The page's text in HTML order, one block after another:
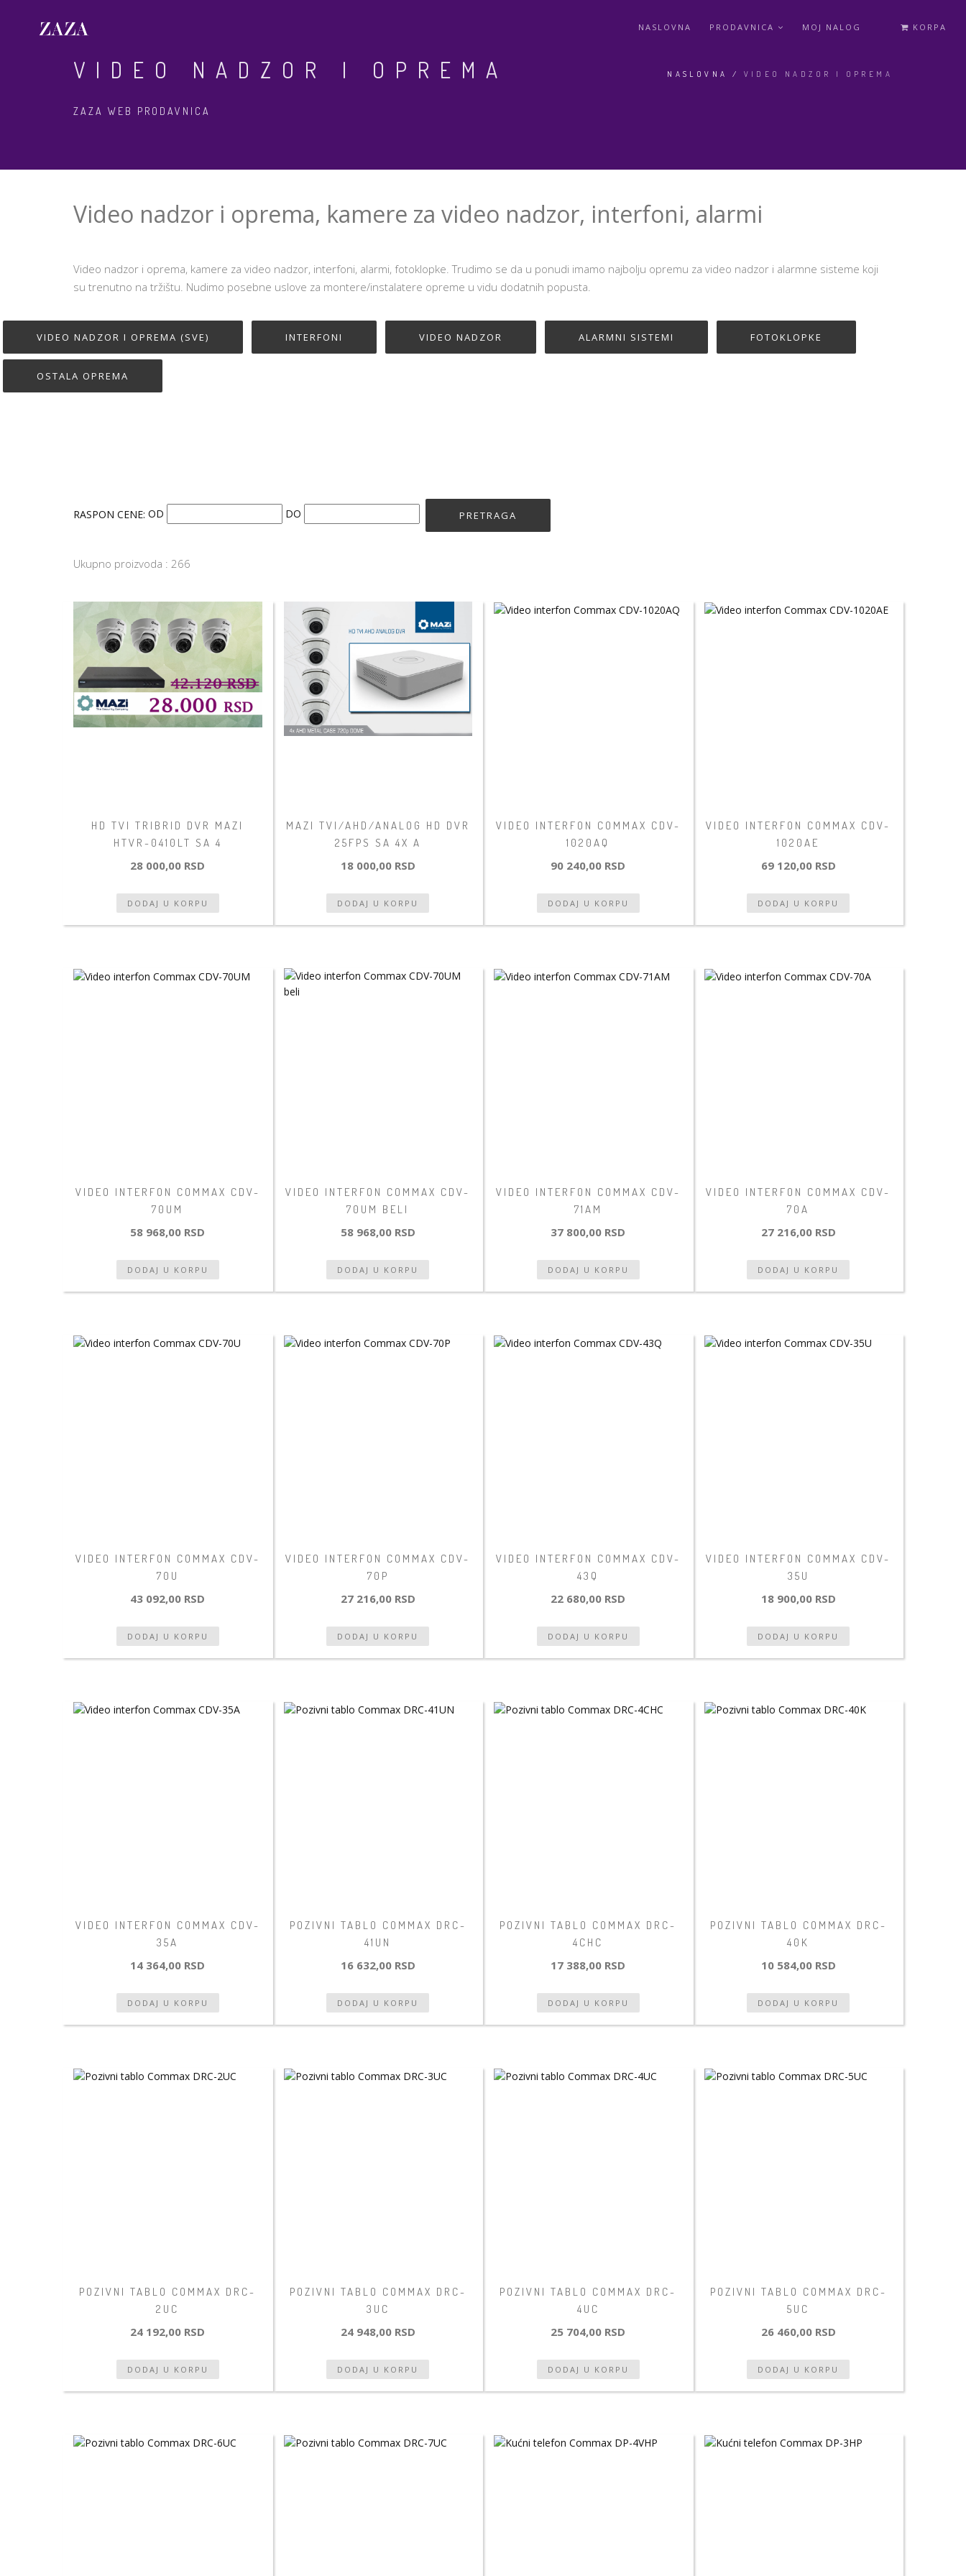
NASLOVNA PRODAVNICA MOJ NALOG KORPA
VIDEO NADZOR I OPREMA
ZAZA WEB PRODAVNICA
NASLOVNA / VIDEO NADZOR I OPREMA
Video nadzor i oprema, kamere za video nadzor, interfoni, alarmi
Video nadzor i oprema, kamere za video nadzor, interfoni, alarmi, fotoklopke. Trudimo se da u ponudi imamo najbolju opremu za video nadzor i alarmne sisteme koji
su trenutno na tržištu. Nudimo posebne uslove za montere/instalatere opreme u vidu dodatnih popusta.
VIDEO NADZOR I OPREMA (SVE) INTERFONI VIDEO NADZOR ALARMNI SISTEMI FOTOKLOPKE
OSTALA OPREMA
RASPON CENE: OD DO
Ukupno proizvoda : 266
HD TVI TRIBRID DVR MAZI
HTVR-0410LT SA 4
28 000,00 RSD
MAZI TVI/AHD/ANALOG HD DVR
25FPS SA 4X A
18 000,00 RSD
VIDEO INTERFON COMMAX CDV-
1020AQ
90 240,00 RSD
VIDEO INTERFON COMMAX CDV-
1020AE
69 120,00 RSD
VIDEO INTERFON COMMAX CDV-
70UM
58 968,00 RSD
VIDEO INTERFON COMMAX CDV-
70UM BELI
58 968,00 RSD
VIDEO INTERFON COMMAX CDV-
71AM
37 800,00 RSD
VIDEO INTERFON COMMAX CDV-
70A
27 216,00 RSD
VIDEO INTERFON COMMAX CDV-
70U
43 092,00 RSD
VIDEO INTERFON COMMAX CDV-
70P
27 216,00 RSD
VIDEO INTERFON COMMAX CDV-
43Q
22 680,00 RSD
VIDEO INTERFON COMMAX CDV-
35U
18 900,00 RSD
VIDEO INTERFON COMMAX CDV-
35A
14 364,00 RSD
POZIVNI TABLO COMMAX DRC-
41UN
16 632,00 RSD
POZIVNI TABLO COMMAX DRC-
4CHC
17 388,00 RSD
POZIVNI TABLO COMMAX DRC-
40K
10 584,00 RSD
POZIVNI TABLO COMMAX DRC-
2UC
24 192,00 RSD
POZIVNI TABLO COMMAX DRC-
3UC
24 948,00 RSD
POZIVNI TABLO COMMAX DRC-
4UC
25 704,00 RSD
POZIVNI TABLO COMMAX DRC-
5UC
26 460,00 RSD